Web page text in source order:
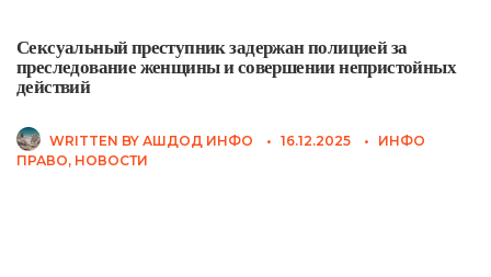
Сексуальный преступник задержан полицией за
преследование женщины и совершении непристойных
действий
WRITTEN BY АШДОД ИНФО • 16.12.2025 •
ИНФО
ПРАВО, НОВОСТИ